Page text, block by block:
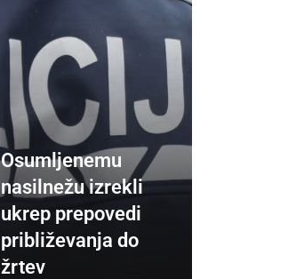
Osumljenemu
nasilnežu izrekli
ukrep prepovedi
približevanja do
žrtev